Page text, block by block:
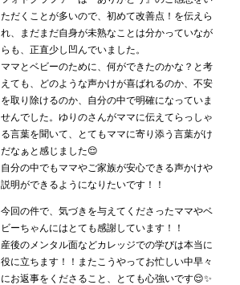
ただくことが多いので、初めて改善点！を伝えら
れ、まだまだ自身が未熟なことは分かっていなが
らも、正直少し凹んでいました。
ママとベビーのために、何ができたのかな？と考
えても、どのような声かけが喜ばれるのか、不安
を取り除けるのか、自分の中で明確になっていま
せんでした。ゆりのさんがママに伝えてらっしゃ
る言葉を聞いて、とてもママに寄り添う言葉がけ
だなぁと感じました😌
自分の中でもママやご家族が安心できる声かけや
説明ができるようになりたいです！！
今回の件で、気づきを与えてくださったママやベ
ビーちゃんにはとても感謝しています！！
産後のメンタル面などカレッジでの学びは本当に
役に立ちます！！またこうやってお忙しい中早々
にお返事をくださること、とても心強いです😌✨